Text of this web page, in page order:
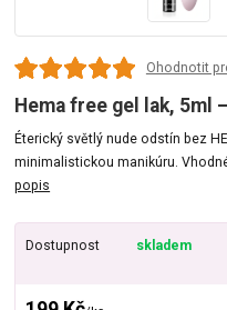
Ohodnotit
Hema free gel lak, 5ml
Éterický světlý nude odstín bez
minimalistickou manikúru.
popis
Dostupnost skladem